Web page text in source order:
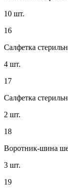
10 шт.
16
Салфетка
4 шт.
17
Салфетка
2 шт.
18
Воротник-шина
3 шт.
19